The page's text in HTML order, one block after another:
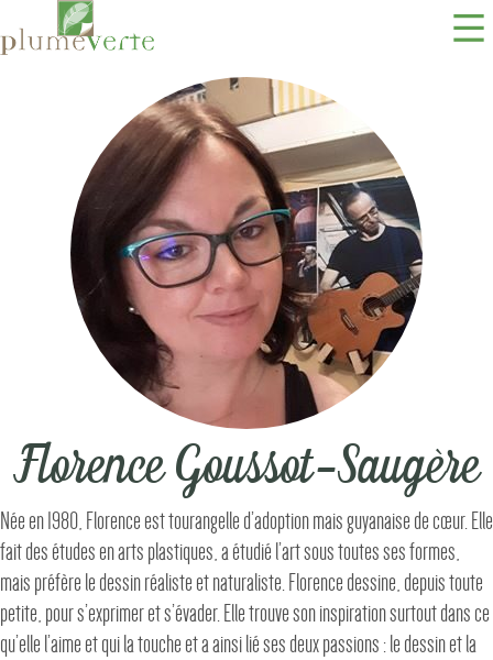
Florence Goussot-Saugère
Née en 1980, Florence est tourangelle d’adoption mais guyanaise de cœur. Elle
fait des études en arts plastiques, a étudié l’art sous toutes ses formes,
mais préfère le dessin réaliste et naturaliste. Florence dessine, depuis toute
petite, pour s’exprimer et s’évader. Elle trouve son inspiration surtout dans ce
qu’elle l’aime et qui la touche et a ainsi lié ses deux passions : le dessin et la